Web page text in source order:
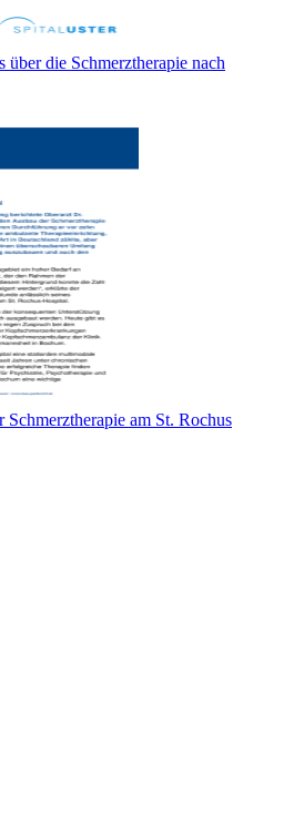
über die Schmerztherapie nach
am St. Rochus